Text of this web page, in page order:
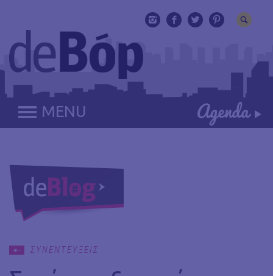
MENU
ΣΥΝΕΝΤΕΥΞΕΙΣ